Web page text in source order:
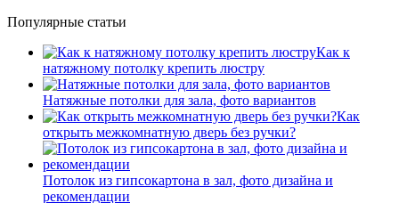
Популярные статьи
Как к
натяжному потолку крепить люстру
Натяжные потолки для зала, фото вариантов
Как
открыть межкомнатную дверь без ручки?
Потолок из гипсокартона в зал, фото дизайна и
рекомендации